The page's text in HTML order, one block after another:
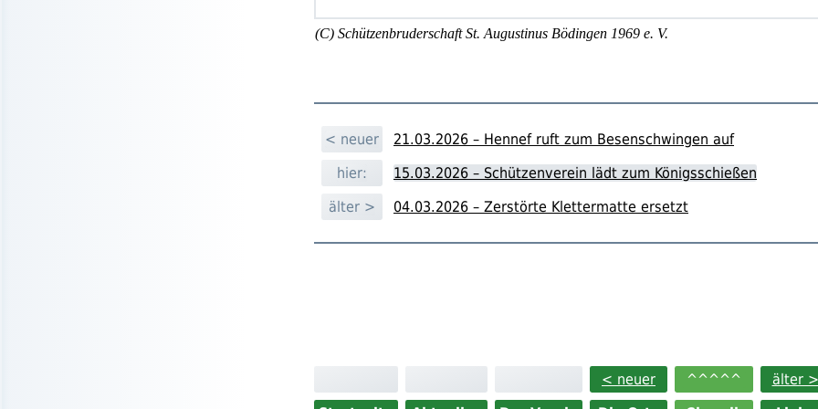
(C) Schützenbruderschaft St. Augustinus Bödingen 1969 e. V.
< neuer
21.03.2026 – Hennef ruft zum Besenschwingen auf
hier:
15.03.2026 – Schützenverein lädt zum Königsschießen
älter >
04.03.2026 – Zerstörte Klettermatte ersetzt
< neuer ^^^^^
älter >